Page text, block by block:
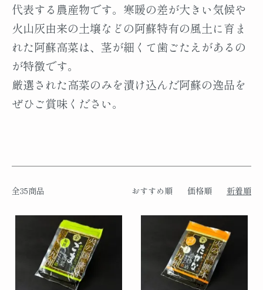
代表する農産物です。寒暖の差が大きい気候や
火山灰由来の土壌などの阿蘇特有の風土に育ま
れた阿蘇高菜は、茎が細くて歯ごたえがあるの
が特徴です。
厳選された高菜のみを漬け込んだ阿蘇の逸品を
ぜひご賞味ください。
全35商品 おすすめ順 価格順 新着順